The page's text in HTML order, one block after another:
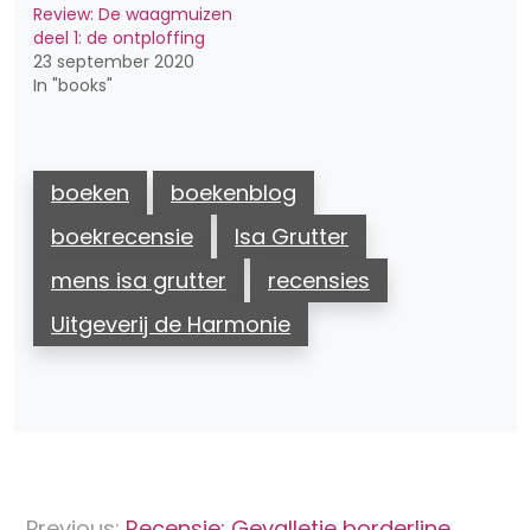
Review: De waagmuizen
deel 1: de ontploffing
23 september 2020
In "books"
boeken
boekenblog
boekrecensie
Isa Grutter
mens isa grutter
recensies
Uitgeverij de Harmonie